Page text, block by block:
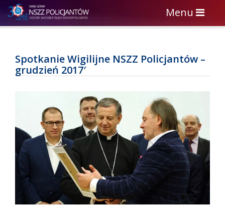
Toggle
navigation
Menu
Spotkanie Wigilijne NSZZ Policjantów –
grudzień 2017′